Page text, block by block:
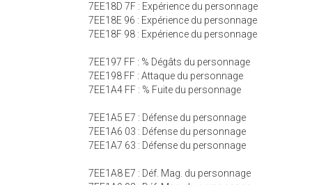
7EE18D 7F : Expérience du personnage
7EE18E 96 : Expérience du personnage
7EE18F 98 : Expérience du personnage
7EE197 FF : % Dégâts du personnage
7EE198 FF : Attaque du personnage
7EE1A4 FF : % Fuite du personnage
7EE1A5 E7 : Défense du personnage
7EE1A6 03 : Défense du personnage
7EE1A7 63 : Défense du personnage
7EE1A8 E7 : Déf. Mag. du personnage